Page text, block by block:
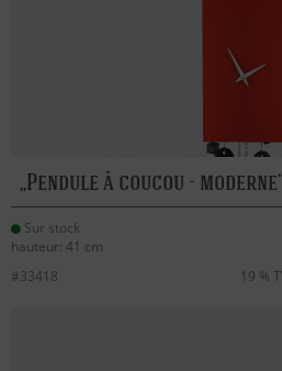
Pendule à coucou - moderne
Sur stock
hauteur: 41 cm
#33418 19 %